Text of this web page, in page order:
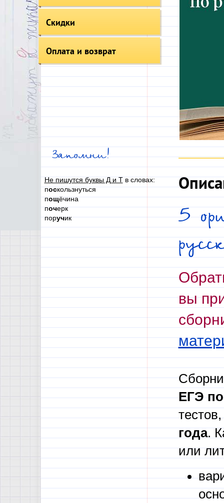
Скидки
Оплата и возврат
Запомни!
Не пишутся буквы Д и Тв словах:
поскользнуться
пощёчина
почерк
поручик
5
вы
ЕГЭ по
года.
или